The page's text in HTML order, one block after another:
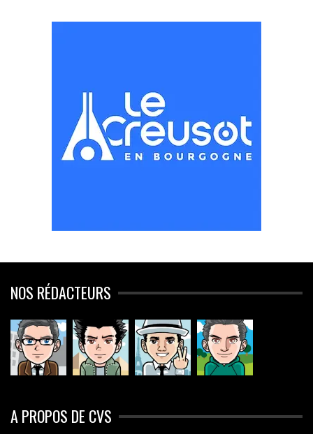
NOS RÉDACTEURS
A PROPOS DE CVS